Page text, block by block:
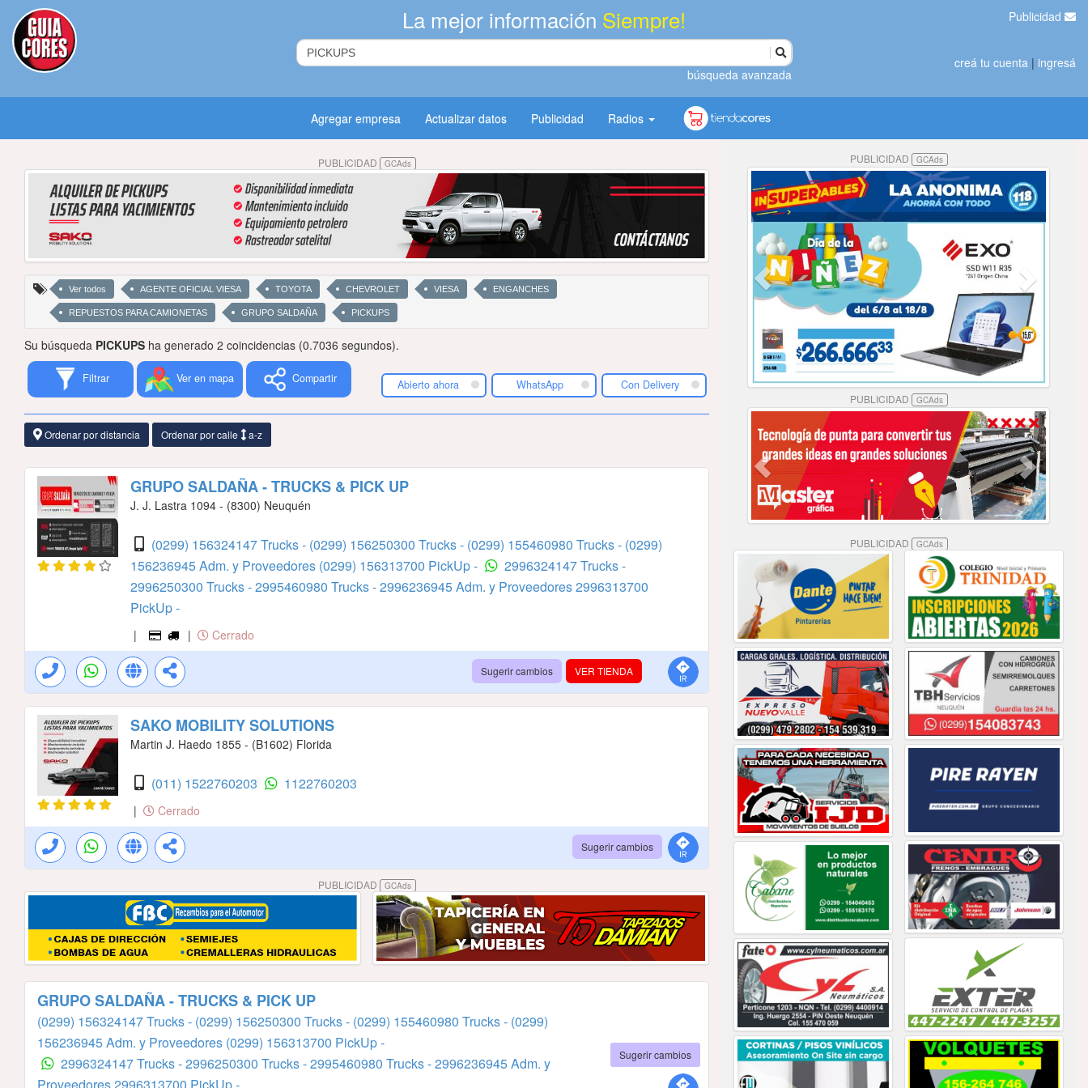
La mejor información Siempre!
búsqueda avanzada
Publicidad
creá tu cuenta | ingresá
Agregar empresa Actualizar datos Publicidad Radios
PUBLICIDAD GCAds
Ver todos AGENTE OFICIAL VIESA TOYOTA CHEVROLET VIESA ENGANCHES
REPUESTOS PARA CAMIONETAS GRUPO SALDAÑA PICKUPS
Su búsqueda PICKUPS ha generado 2 coincidencias (0.7036 segundos).
Filtrar Ver en mapa Compartir Abierto ahora WhatsApp Con Delivery
Ordenar por distancia Ordenar por calle a-z
GRUPO SALDAÑA - TRUCKS & PICK UP
J. J. Lastra 1094 - (8300) Neuquén
(0299) 156324147 Trucks - (0299) 156250300 Trucks - (0299) 155460980 Trucks - (0299)
156236945 Adm. y Proveedores (0299) 156313700 PickUp -
2996324147 Trucks -
2996250300 Trucks -2995460980 Trucks -2996236945 Adm. y Proveedores2996313700
PickUp -
| | Cerrado
VER TIENDA
Sugerir cambios
SAKO MOBILITY SOLUTIONS
Martin J. Haedo 1855 - (B1602) Florida
(011) 1522760203 1122760203
| Cerrado
Sugerir cambios
PUBLICIDAD GCAds
GRUPO SALDAÑA - TRUCKS & PICK UP
(0299) 156324147 Trucks - (0299) 156250300 Trucks - (0299) 155460980 Trucks - (0299)
156236945 Adm. y Proveedores (0299) 156313700 PickUp -
2996324147 Trucks -2996250300 Trucks -2995460980 Trucks -2996236945 Adm. y
Sugerir cambios
PUBLICIDAD GCAds
PUBLICIDAD GCAds
PUBLICIDAD GCAds